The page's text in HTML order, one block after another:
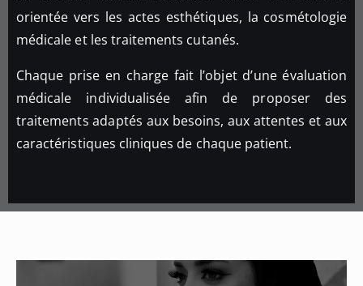
orientée vers les actes esthétiques, la cosmétologie
médicale et les traitements cutanés.
Chaque prise en charge fait l’objet d’une évaluation
médicale individualisée afin de proposer des
traitements adaptés aux besoins, aux attentes et aux
caractéristiques cliniques de chaque patient.